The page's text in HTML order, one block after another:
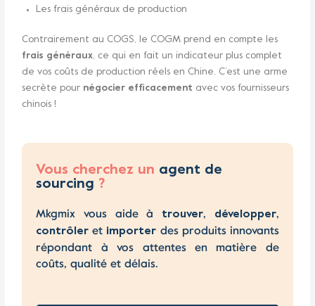
Les frais généraux de production
Contrairement au COGS, le COGM prend en compte les
frais généraux, ce qui en fait un indicateur plus complet
de vos coûts de production réels en Chine. C’est une arme
secrète pour négocier efficacement avec vos fournisseurs
chinois !
Vous cherchez un agent de
sourcing ?
Mkgmix vous aide à trouver, développer,
contrôler et importer des produits innovants
répondant à vos attentes en matière de
coûts, qualité et délais.